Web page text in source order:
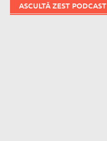
ASCULTĂ ZEST PODCAST